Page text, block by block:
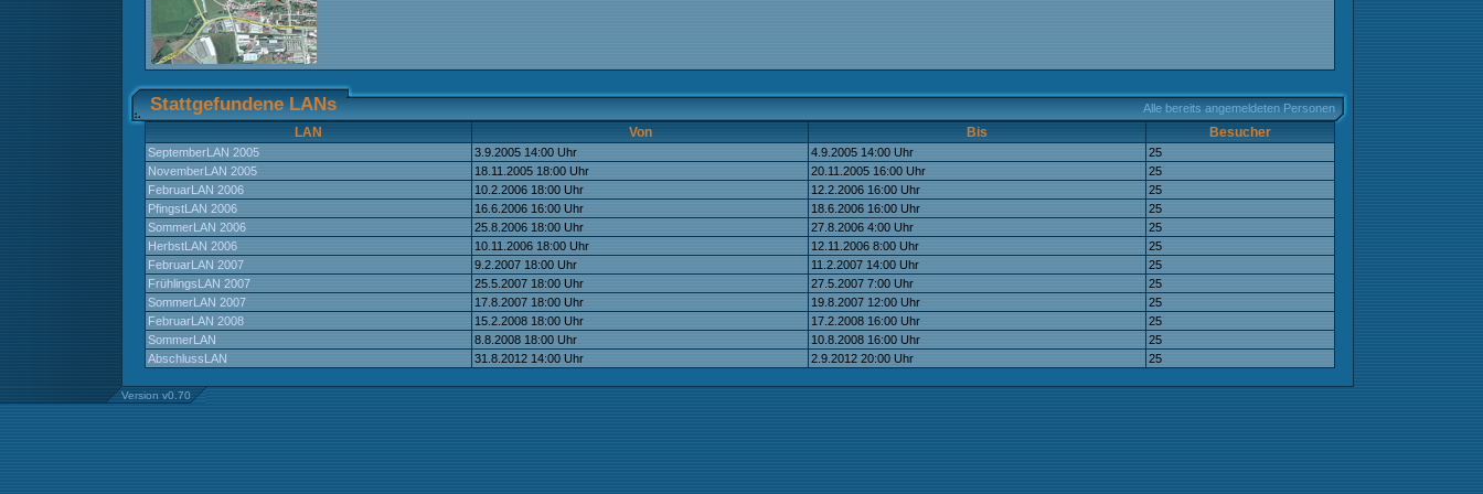
Stattgefundene LANs Alle bereits angemeldeten Personen
LAN Von Bis Besucher
SeptemberLAN 2005 3.9.2005 14:00 Uhr 4.9.2005 14:00 Uhr
25
NovemberLAN 2005
18.11.2005 18:00 Uhr 20.11.2005 16:00 Uhr
25
FebruarLAN 2006
10.2.2006 18:00 Uhr 12.2.2006 16:00 Uhr
25
PfingstLAN 2006
16.6.2006 16:00 Uhr 18.6.2006 16:00 Uhr
25
SommerLAN 2006
25.8.2006 18:00 Uhr 27.8.2006 4:00 Uhr
25
HerbstLAN 2006
10.11.2006 18:00 Uhr 12.11.2006 8:00 Uhr
25
FebruarLAN 2007
9.2.2007 18:00 Uhr 11.2.2007 14:00 Uhr
25
FrühlingsLAN 2007
25.5.2007 18:00 Uhr 27.5.2007 7:00 Uhr
25
SommerLAN 2007
17.8.2007 18:00 Uhr 19.8.2007 12:00 Uhr
25
FebruarLAN 2008
15.2.2008 18:00 Uhr 17.2.2008 16:00 Uhr
25
SommerLAN
8.8.2008 18:00 Uhr 10.8.2008 16:00 Uhr
25
AbschlussLAN
31.8.2012 14:00 Uhr 2.9.2012 20:00 Uhr 25
Version v0.70